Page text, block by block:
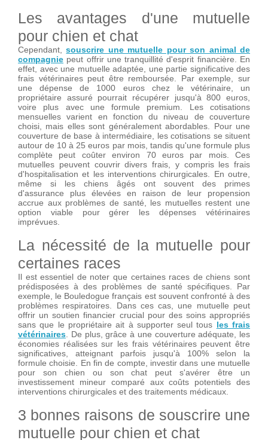
Les avantages d'une mutuelle
pour chien et chat
Cependant,souscrire une mutuelle pour son animal de
compagnie peut offrir une tranquillité d'esprit financière. En
effet, avec une mutuelle adaptée, une partie significative des
frais vétérinaires peut être remboursée. Par exemple, sur
une dépense de 1000 euros chez le vétérinaire, un
propriétaire assuré pourrait récupérer jusqu'à 800 euros,
voire plus avec une formule premium. Les cotisations
mensuelles varient en fonction du niveau de couverture
choisi, mais elles sont généralement abordables. Pour une
couverture de base à intermédiaire, les cotisations se situent
autour de 10 à 25 euros par mois, tandis qu'une formule plus
complète peut coûter environ 70 euros par mois. Ces
mutuelles peuvent couvrir divers frais, y compris les frais
d'hospitalisation et les interventions chirurgicales. En outre,
même si les chiens âgés ont souvent des primes
d'assurance plus élevées en raison de leur propension
accrue aux problèmes de santé, les mutuelles restent une
option viable pour gérer les dépenses vétérinaires
imprévues.
La nécessité de la mutuelle pour
certaines races
Il est essentiel de noter que certaines races de chiens sont
prédisposées à des problèmes de santé spécifiques. Par
exemple, le Bouledogue français est souvent confronté à des
problèmes respiratoires. Dans ces cas, une mutuelle peut
offrir un soutien financier crucial pour des soins appropriés
sans que le propriétaire ait à supporter seul tous les frais
vétérinaires . De plus, grâce à une couverture adéquate, les
économies réalisées sur les frais vétérinaires peuvent être
significatives, atteignant parfois jusqu'à 100% selon la
formule choisie. En fin de compte, investir dans une mutuelle
pour son chien ou son chat peut s'avérer être un
investissement mineur comparé aux coûts potentiels des
interventions chirurgicales et des traitements médicaux.
3 bonnes raisons de souscrire une
mutuelle pour chien et chat